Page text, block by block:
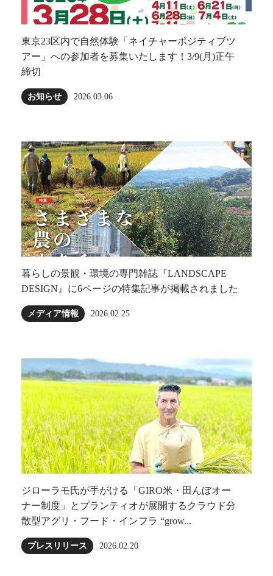
東京23区内で自然体験「ネイチャーポジティブツ
アー」への参加者を募集いたします！3/9(月)正午
締切
お知らせ 2026.03.06
暮らしの景観・環境の専門雑誌『LANDSCAPE
DESIGN』に6ページの特集記事が掲載されました
メディア情報 2026.02.25
ジローラモ⽒が⼿がける「GIRO⽶・田んぼオー
ナー制度」とプランティオが展開するクラウド分
散型アグリ・フード・インフラ “grow...
プレスリリース 2026.02.20